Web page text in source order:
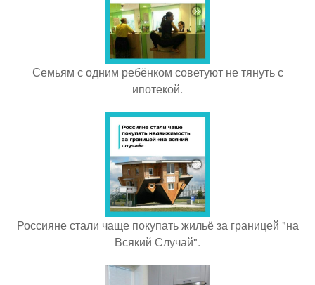
Семьям с одним ребёнком советуют не тянуть с
ипотекой.
Россияне стали чаще покупать жильё за границей "на
Всякий Случай".